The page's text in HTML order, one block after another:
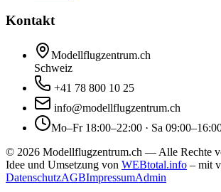
Kontakt
Modellflugzentrum.ch
Schweiz
+41 78 800 10 25
info@modellflugzentrum.ch
Mo–Fr 18:00–22:00 · Sa
© 2026 Modellflugzentrum.ch — Alle Rechte
Idee und Umsetzung von WEBtotal.info – mit
DatenschutzAGBImpressumAdmin